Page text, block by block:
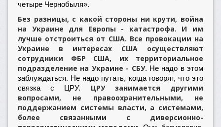
четыре Чернобыля».
Без разницы, с какой стороны ни крути, война
на Украине для Европы - катастрофа.
И им
лучше отстроиться от США. Все провокации на
Украине в интересах США осуществляют
сотрудники ФБР США, их территориальное
подразделение на Украине - СБУ. Не надо в этом
заблуждаться. Не надо путать, когда говорят, что это
связка с ЦРУ. ЦРУ занимается другими
вопросами, не правоохранительными, не
поддержанием системы власти, а системами,
более связанными с диверсионно-